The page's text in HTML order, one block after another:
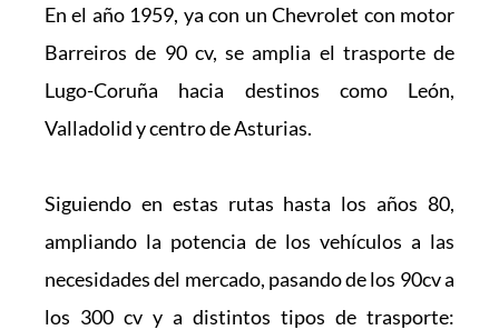
En el año 1959, ya con un Chevrolet con motor
Barreiros de 90 cv, se amplia el trasporte de
Lugo-Coruña hacia destinos como León,
Valladolid y centro de Asturias.
Siguiendo en estas rutas hasta los años 80,
ampliando la potencia de los vehículos a las
necesidades del mercado, pasando de los 90cv a
los 300 cv y a distintos tipos de trasporte: